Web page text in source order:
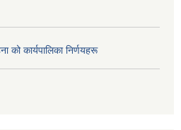
कार्यपालिका निर्णयहरू